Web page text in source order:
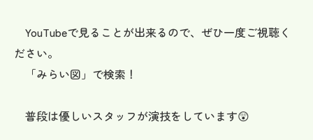
YouTubeで見ることが出来るので、ぜひ一度ご視聴く
ださい。
「みらい図」で検索！
普段は優しいスタッフが演技をしています😲